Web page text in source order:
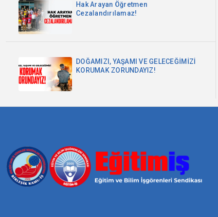
Hak Arayan Öğretmen
Cezalandırılamaz!
DOĞAMIZI, YAŞAMI VE GELECEĞİMİZİ
KORUMAK ZORUNDAYIZ!